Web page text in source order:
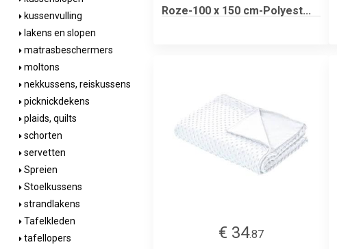
kussenvulling
lakens en slopen
matrasbeschermers
moltons
nekkussens, reiskussens
picknickdekens
plaids, quilts
schorten
servetten
Spreien
Stoelkussens
strandlakens
Tafelkleden
tafellopers
Roze-100 x 150 cm-Polyest...
€ 34.87